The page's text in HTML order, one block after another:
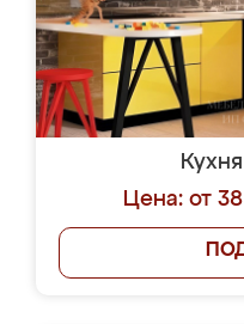
Цена: от